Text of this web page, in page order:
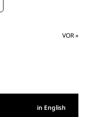
VOR »
in English